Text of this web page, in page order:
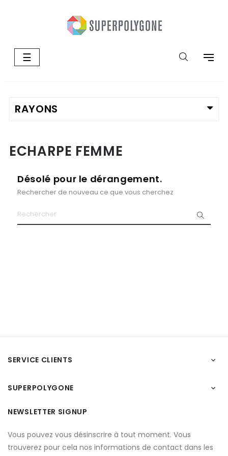
Basculer
la
☰
ECHARPE FEMME
Désolé pour le dérangement.
Rechercher de nouveau ce que vous cherchez
SERVICE CLIENTS 
SUPERPOLYGONE 
NEWSLETTER SIGNUP
Vous pouvez vous désinscrire à tout moment. Vous
trouverez pour cela nos informations de contact dans les